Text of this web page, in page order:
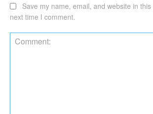
Save my name, email, and website in
next time I comment.